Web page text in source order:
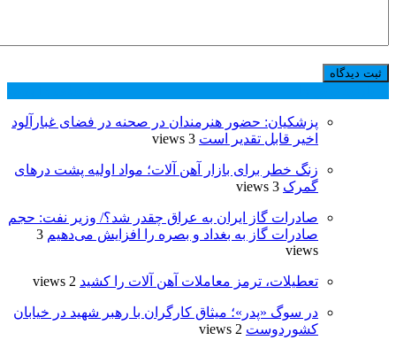
پزشکیان: حضور هنرمندان در صحنه در فضای غبارآلود
اخیر قابل تقدیر است 3 views
زنگ خطر برای بازار آهن آلات؛ مواد اولیه پشت درهای
گمرک 3 views
صادرات گاز ایران به عراق چقدر شد؟/ وزیر نفت: حجم
صادرات گاز به بغداد و بصره را افزایش می‌دهیم 3
views
تعطیلات، ترمز معاملات آهن ‌آلات را کشید 2 views
در سوگ «پدر»؛ میثاق کارگران با رهبر شهید در خیابان
کشوردوست 2 views